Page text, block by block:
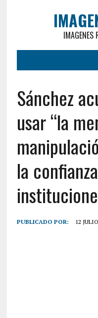
IMAGENES
Sánchez
usar “la
la
PUBLICADO POR: 12